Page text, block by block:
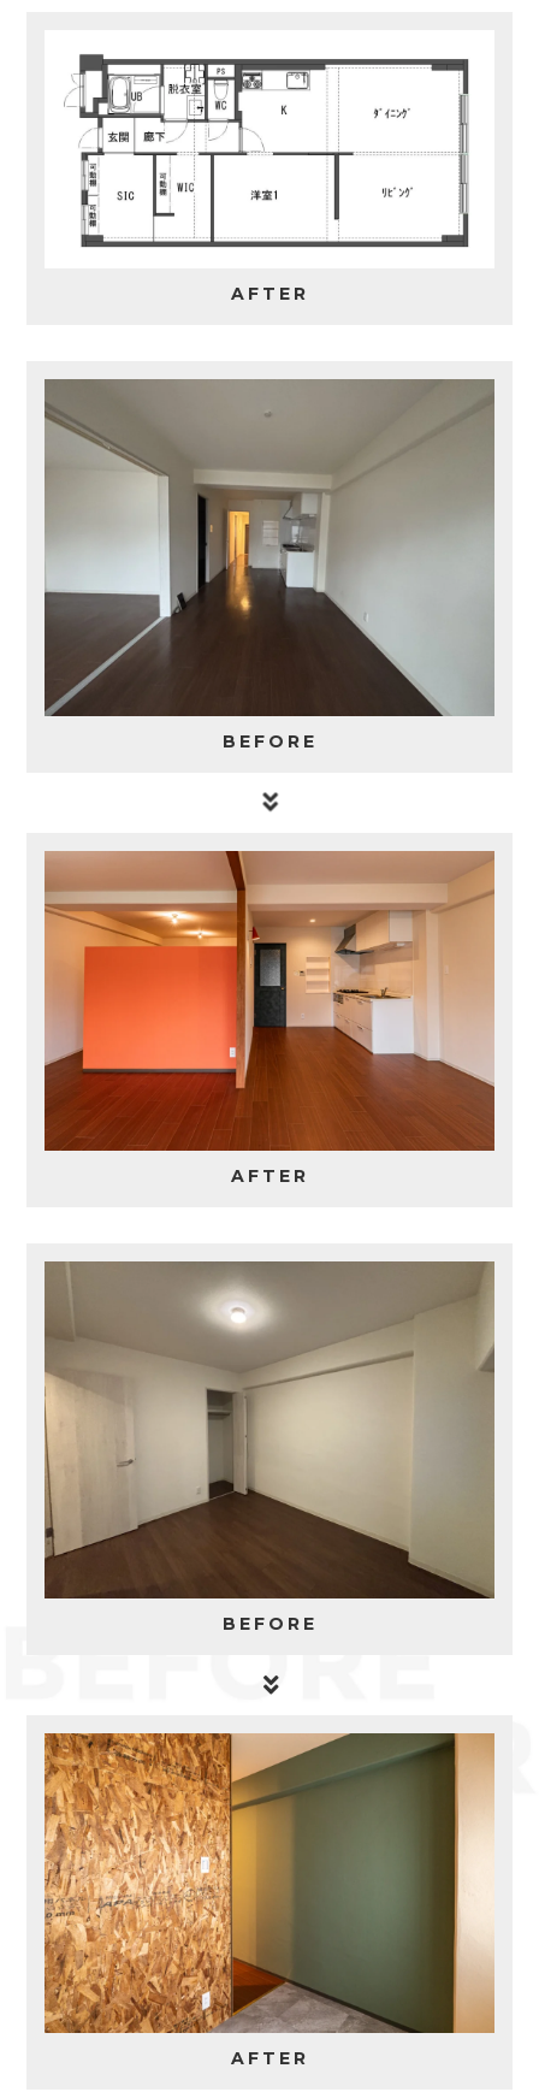
AFTER
BEFORE
AFTER
BEFORE
AFTER